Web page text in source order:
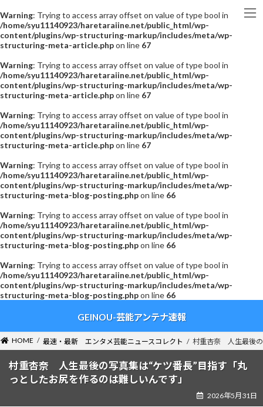
Warning: Trying to access array offset on value of type bool in
/home/syu11140923/haretaraiine.net/public_html/wp-
content/plugins/wp-structuring-markup/includes/meta/wp-
structuring-meta-article.phpon line 67
Warning: Trying to access array offset on value of type bool in
/home/syu11140923/haretaraiine.net/public_html/wp-
content/plugins/wp-structuring-markup/includes/meta/wp-
structuring-meta-article.phpon line 67
Warning: Trying to access array offset on value of type bool in
/home/syu11140923/haretaraiine.net/public_html/wp-
content/plugins/wp-structuring-markup/includes/meta/wp-
structuring-meta-article.phpon line 67
Warning: Trying to access array offset on value of type bool in
/home/syu11140923/haretaraiine.net/public_html/wp-
content/plugins/wp-structuring-markup/includes/meta/wp-
structuring-meta-blog-posting.phpon line 66
Warning: Trying to access array offset on value of type bool in
/home/syu11140923/haretaraiine.net/public_html/wp-
content/plugins/wp-structuring-markup/includes/meta/wp-
structuring-meta-blog-posting.phpon line 66
Warning: Trying to access array offset on value of type bool in
/home/syu11140923/haretaraiine.net/public_html/wp-
content/plugins/wp-structuring-markup/includes/meta/wp-
structuring-meta-blog-posting.phpon line 66
ン
ツ
ー
シ
GEINOU-芸能アンテナ速報
HOME 最速・最新 エンタメ芸能ニュースコレクト 村重杏奈 人生最後の
村重杏奈 人生最後の写真集は“ケツ番長”目指す「丸
っとしたお尻を作るのは難しいんです」
2026年5月31日